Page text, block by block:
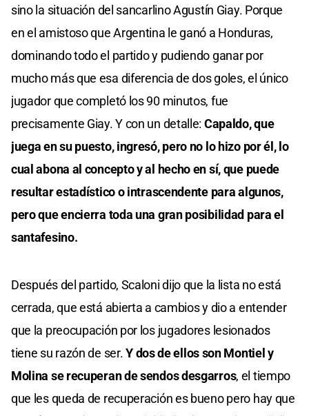
sino la situación del sancarlino Agustín Giay. Porque
en el amistoso que Argentina le ganó a Honduras,
dominando todo el partido y pudiendo ganar por
mucho más que esa diferencia de dos goles, el único
jugador que completó los 90 minutos, fue
precisamente Giay. Y con un detalle: Capaldo, que
juega en su puesto, ingresó, pero no lo hizo por él, lo
cual abona al concepto y al hecho en sí, que puede
resultar estadístico o intrascendente para algunos,
pero que encierra toda una gran posibilidad para el
santafesino.
Después del partido, Scaloni dijo que la lista no está
cerrada, que está abierta a cambios y dio a entender
que la preocupación por los jugadores lesionados
tiene su razón de ser.Y dos de ellos son Montiel y
Molina se recuperan de sendos desgarros, el tiempo
que les queda de recuperación es bueno pero hay que